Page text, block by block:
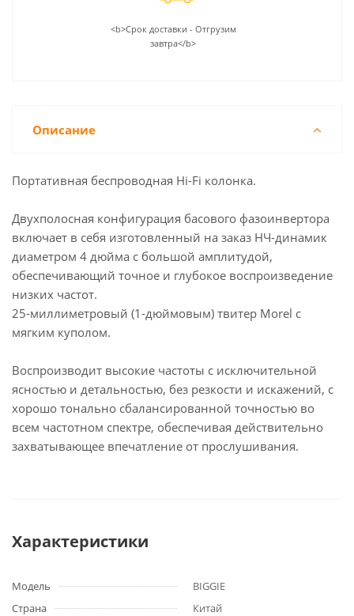
<b>Срок доставки - Отгрузим
завтра</b>
Описание
Портативная беспроводная Hi-Fi колонка.
Двухполосная конфигурация басового фазоинвертора
включает в себя изготовленный на заказ НЧ-динамик
диаметром 4 дюйма с большой амплитудой,
обеспечивающий точное и глубокое воспроизведение
низких частот.
25-миллиметровый (1-дюймовым) твитер Morel с
мягким куполом.
Воспроизводит высокие частоты с исключительной
ясностью и детальностью, без резкости и искажений, с
хорошо тонально сбалансированной точностью во
всем частотном спектре, обеспечивая действительно
захватывающее впечатление от прослушивания.
Характеристики
Модель
BIGGIE
Страна
Китай